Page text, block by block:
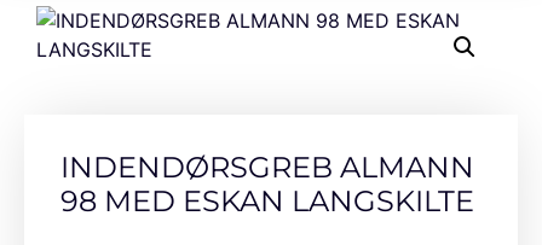
INDENDØRSGREB ALMANN
98 MED ESKAN LANGSKILTE